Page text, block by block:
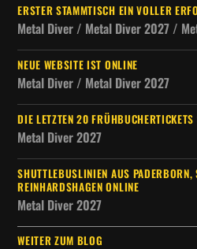
ERSTER STAMMTISCH EIN VOLLER
Metal Diver / Metal Diver 2027 /
NEUE WEBSITE IST ONLINE
Metal Diver / Metal Diver 2027
DIE LETZTEN 20
Metal Diver 2027
SHUTTLEBUSLINIEN AUS PADERBORN,
REINHARDSHAGEN ONLINE
Metal Diver 2027
WEITER ZUM BLOG